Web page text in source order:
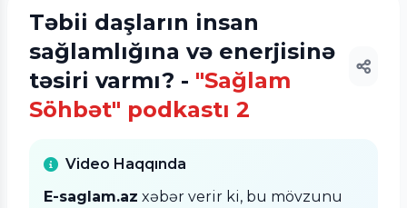
Təbii daşların insan
sağlamlığına və enerjisinə
təsiri varmı? - "Sağlam
Söhbət" podkastı 2
Video Haqqında
E-saglam.az xəbər verir ki, bu mövzunu